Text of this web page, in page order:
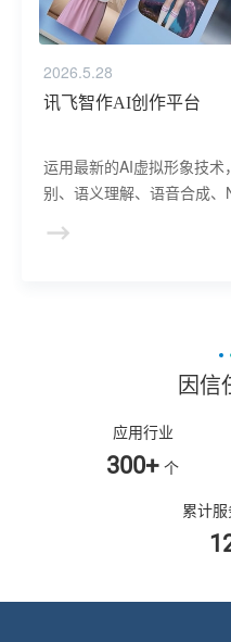
2026.5.28
讯飞智作AI创作平台
运用最新的AI虚拟形象技术
别、语义理解、语音合成、
建、AI驱动、多模态交互的
因信
应用行业
300+ 个
累计